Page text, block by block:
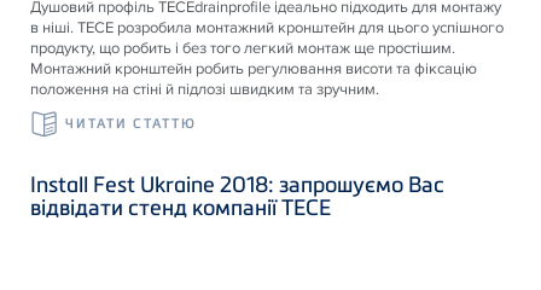
Душовий профільTECEdrainprofile ідеально підходить для монтажу
в ніші. TECE розробила монтажний кронштейн для цього успішного
продукту, що робить і без того легкий монтаж ще простішим.
Монтажний кронштейн робить регулювання висоти та фіксацію
положення на стіні й підлозі швидким та зручним.
ЧИТАТИ СТАТТЮ
Install Fest Ukraine 2018: запрошуємо Вас
відвідати стенд компанії ТЕСЕ